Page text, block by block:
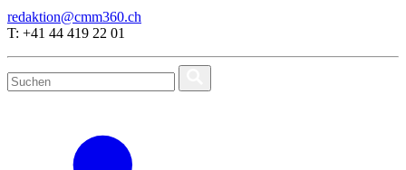
redaktion@cmm360.ch
T: +41 44 419 22 01